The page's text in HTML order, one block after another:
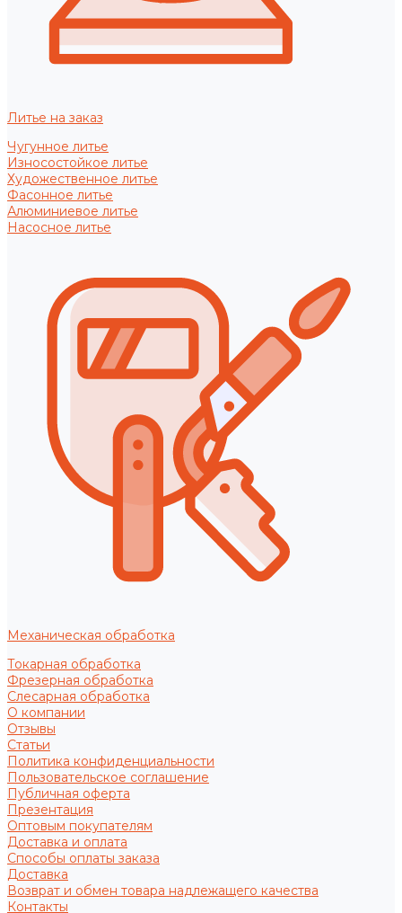
Литье на заказ
Чугунное литье
Износостойкое литье
Художественное литье
Фасонное литье
Алюминиевое литье
Насосное литье
Механическая обработка
Токарная обработка
Фрезерная обработка
Слесарная обработка
О компании
Отзывы
Статьи
Политика конфиденциальности
Пользовательское соглашение
Публичная оферта
Презентация
Оптовым покупателям
Доставка и оплата
Способы оплаты заказа
Доставка
Возврат и обмен товара надлежащего качества
Контакты